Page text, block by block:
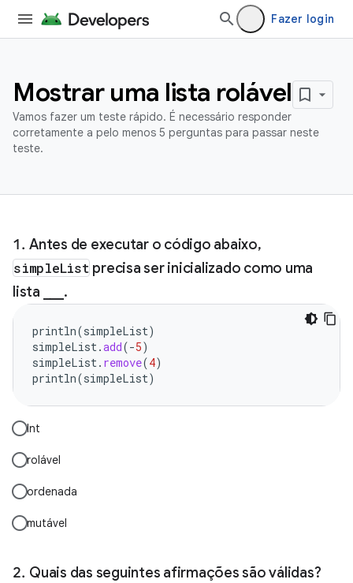
Fazer login
Mostrar uma lista rolável
Vamos fazer um teste rápido. É necessário responder
corretamente a pelo menos 5 perguntas para passar neste
teste.
Antes de executar o código abaixo,
simpleList precisa ser inicializado como uma
lista ___.
println(simpleList)
simpleList.add(-5)
simpleList. remove(4)
println(simpleList)
Int
rolável
ordenada
mutável
Quais das seguintes afirmações são válidas?